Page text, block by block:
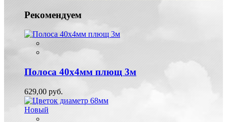
Рекомендуем
Полоса 40х4мм плющ 3м
629,00 руб.
Новый